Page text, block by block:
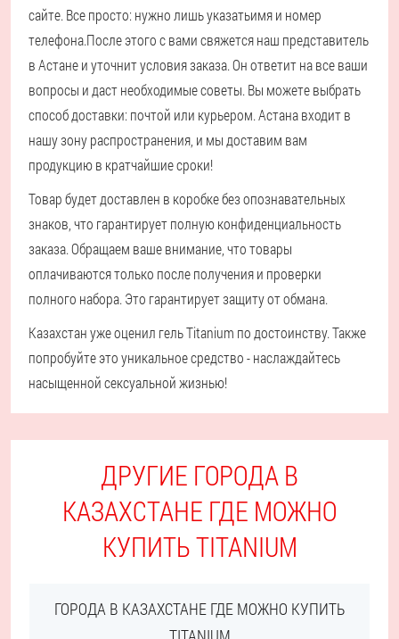
сайте. Все просто: нужно лишь указатьимя и номер
телефона.После этого с вами свяжется наш представитель
в Астане и уточнит условия заказа. Он ответит на все ваши
вопросы и даст необходимые советы. Вы можете выбрать
способ доставки: почтой или курьером. Астана входит в
нашу зону распространения, и мы доставим вам
продукцию в кратчайшие сроки!
Товар будет доставлен в коробке без опознавательных
знаков, что гарантирует полную конфиденциальность
заказа. Обращаем ваше внимание, что товары
оплачиваются только после получения и проверки
полного набора. Это гарантирует защиту от обмана.
Казахстан уже оценил гель Titanium по достоинству. Также
попробуйте это уникальное средство - наслаждайтесь
насыщенной сексуальной жизнью!
ДРУГИЕ ГОРОДА В
КАЗАХСТАНЕ ГДЕ МОЖНО
КУПИТЬ TITANIUM
ГОРОДА В КАЗАХСТАНЕ ГДЕ МОЖНО КУПИТЬ